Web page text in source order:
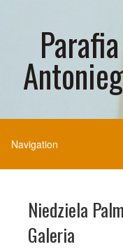
Niedziela
Galeria